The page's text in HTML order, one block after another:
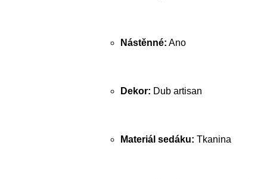
Nástěnné: Ano
Dekor: Dub artisan
Materiál sedáku: Tkanina